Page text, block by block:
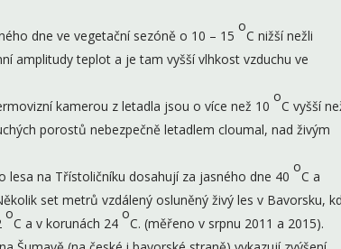
dne ve vegetační sezóně o 10 – 15
o
C nižší nežli
amplitudy teplot a je tam vyšší vlhkost vzduchu ve
kamerou z letadla jsou o více než 10
o
C vyšší
porostů nebezpečně letadlem cloumal, nad živým
na Třístoličníku dosahují za jasného dne 40
o
C a
set metrů vzdálený osluněný živý les v Bavorsku,
o
C a v korunách 24
o
C. (měřeno v srpnu 2011 a 2015).